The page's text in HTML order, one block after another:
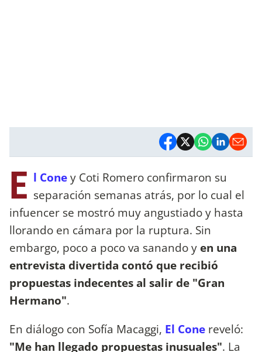
E l Coney Coti Romero confirmaron su
separación semanas atrás, por lo cual el
infuencer se mostró muy angustiado y hasta
llorando en cámara por la ruptura. Sin
embargo, poco a poco va sanando y en una
entrevista divertida contó que recibió
propuestas indecentes al salir de "Gran
Hermano".
En diálogo con Sofía Macaggi, El Cone reveló:
"Me han llegado propuestas inusuales". La